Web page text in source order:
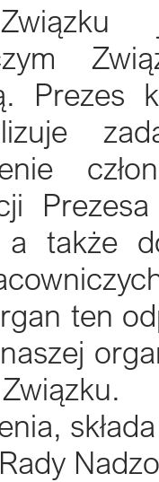
Prezes
a także
ten